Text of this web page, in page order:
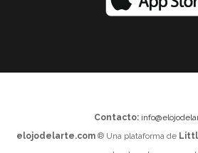
Contacto:
elojodelarte.com® Una plataforma de